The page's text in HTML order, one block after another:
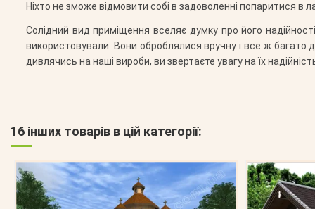
Ніхто не зможе відмовити собі в задоволенні попаритися в
Солідний вид приміщення вселяє думку про його
використовували. Вони оброблялися вручну і все ж багато
дивлячись на наші вироби, ви звертаєте увагу на їх
16 інших товарів в цій категорії: